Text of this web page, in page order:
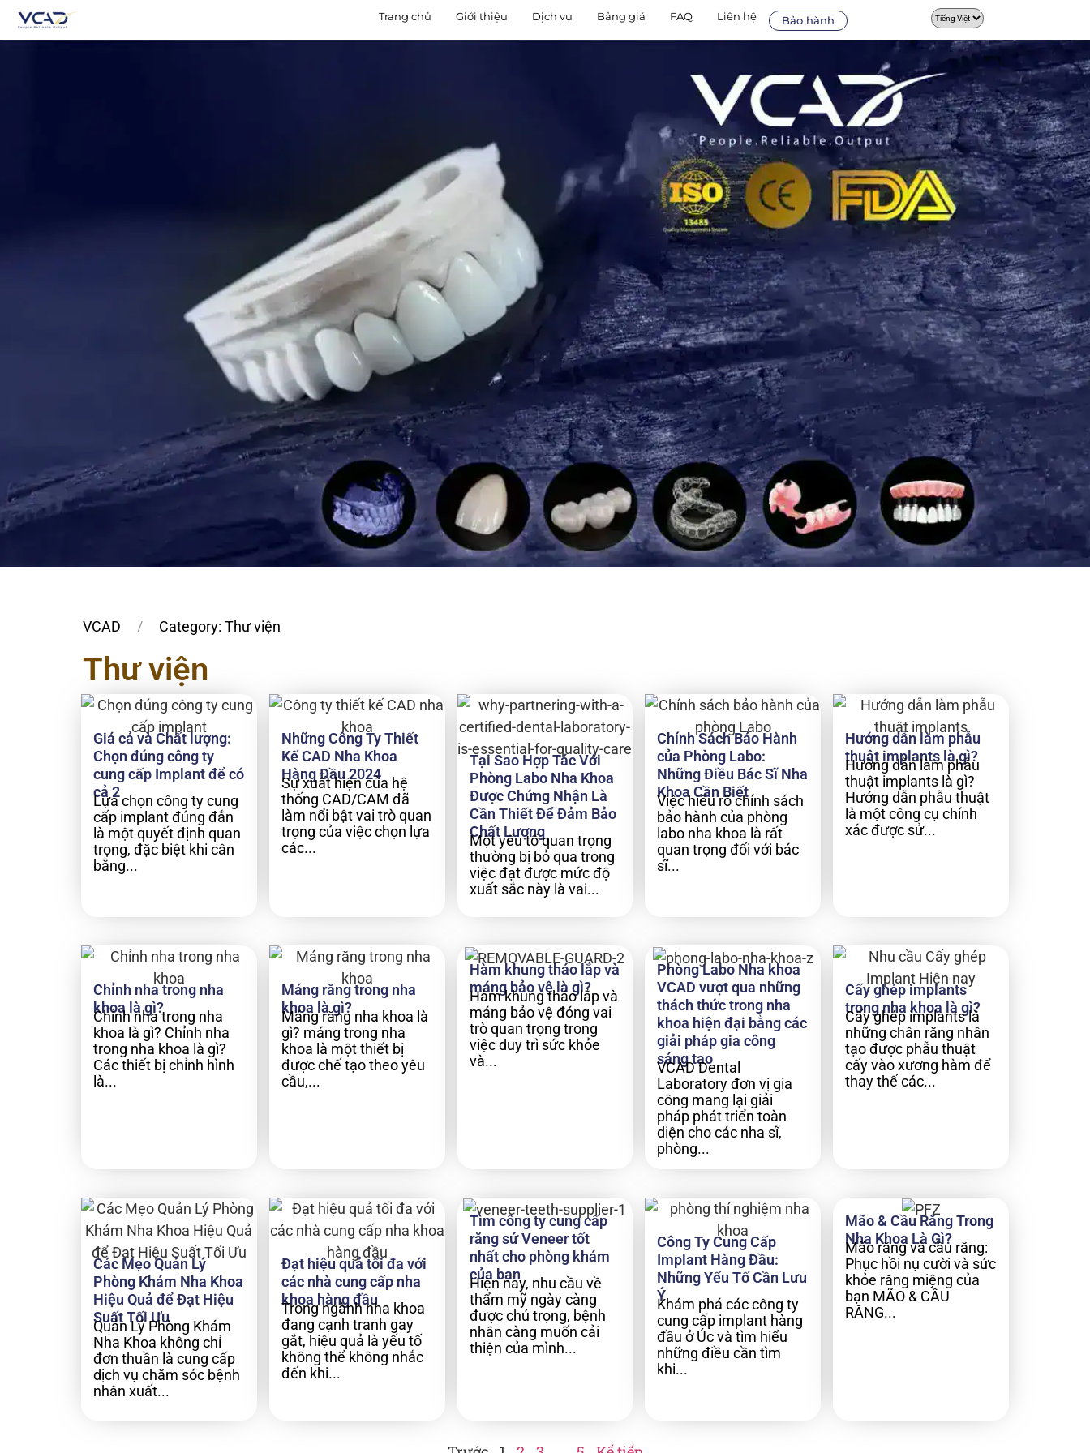
Trang chủ Giới thiệu Dịch vụ Bảng giá FAQ Liên hệ Bảo hành
VCAD Category: Thư viện
Thư viện
Giá cả và Chất lượng:
Chọn đúng công ty
cung cấp Implant để có
cả 2
Lựa chọn công ty cung
cấp implant đúng đắn
là một quyết định quan
trọng, đặc biệt khi cân
bằng...
Những Công Ty Thiết
Kế CAD Nha Khoa
Hàng Đầu 2024
Sự xuất hiện của hệ
thống CAD/CAM đã
làm nổi bật vai trò quan
trọng của việc chọn lựa
các...
Tại Sao Hợp Tác Với
Phòng Labo Nha Khoa
Được Chứng Nhận Là
Cần Thiết Để Đảm Bảo
Chất Lượng
Một yếu tố quan trọng
thường bị bỏ qua trong
việc đạt được mức độ
xuất sắc này là vai...
Chính Sách Bảo Hành
của Phòng Labo:
Những Điều Bác Sĩ Nha
Khoa Cần Biết
Việc hiểu rõ chính sách
bảo hành của phòng
labo nha khoa là rất
quan trọng đối với bác
sĩ...
Hướng dẫn làm phẫu
thuật implants là gì?
Hướng dẫn làm phẫu
thuật implants là gì?
Hướng dẫn phẫu thuật
là một công cụ chính
xác được sử...
Chỉnh nha trong nha
khoa là gì?
Chỉnh nha trong nha
khoa là gì? Chỉnh nha
trong nha khoa là gì?
Các thiết bị chỉnh hình
là...
Máng răng trong nha
khoa là gì?
Máng răng nha khoa là
gì? máng trong nha
khoa là một thiết bị
được chế tạo theo yêu
cầu,...
Hàm khung tháo lắp và
máng bảo vệ là gì?
Hàm khung tháo lắp và
máng bảo vệ đóng vai
trò quan trọng trong
việc duy trì sức khỏe
và...
Phòng Labo Nha khoa
VCAD vượt qua những
thách thức trong nha
khoa hiện đại bằng các
giải pháp gia công
sáng tạo
VCAD Dental
Laboratory đơn vị gia
công mang lại giải
pháp phát triển toàn
diện cho các nha sĩ,
phòng...
Cấy ghép implants
trong nha khoa là gì?
Cấy ghép implants là
những chân răng nhân
tạo được phẫu thuật
cấy vào xương hàm để
thay thế các...
Các Mẹo Quản Lý
Phòng Khám Nha Khoa
Hiệu Quả để Đạt Hiệu
Suất Tối Ưu
Quản Lý Phòng Khám
Nha Khoa không chỉ
đơn thuần là cung cấp
dịch vụ chăm sóc bệnh
nhân xuất...
Đạt hiệu quả tối đa với
các nhà cung cấp nha
khoa hàng đầu
Trong ngành nha khoa
đang cạnh tranh gay
gắt, hiệu quả là yếu tố
không thể không nhắc
đến khi...
Tìm công ty cung cấp
răng sứ Veneer tốt
nhất cho phòng khám
của bạn
Hiện nay, nhu cầu về
thẩm mỹ ngày càng
được chú trọng, bệnh
nhân càng muốn cải
thiện của mình...
Công Ty Cung Cấp
Implant Hàng Đầu:
Những Yếu Tố Cần Lưu
Ý
Khám phá các công ty
cung cấp implant hàng
đầu ở Úc và tìm hiểu
những điều cần tìm
khi...
Mão & Cầu Răng Trong
Nha Khoa Là Gì?
Mão răng và cầu răng:
Phục hồi nụ cười và sức
khỏe răng miệng của
bạn MÃO & CẦU
RĂNG...